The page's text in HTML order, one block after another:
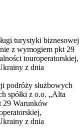
turystyki biznesowej
z wymogiem pkt 29
touroperatorskiej,
z dnia
podróży służbowych
spółki z o.o. „Alta
29 Warunków
z dnia